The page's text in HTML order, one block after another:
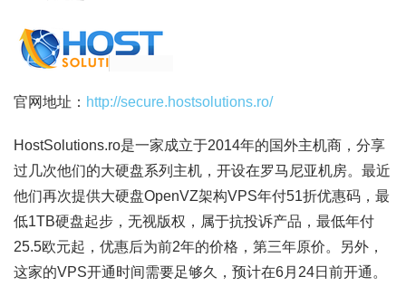
官网地址： http://secure.hostsolutions.ro/
HostSolutions.ro是一家成立于2014年的国外主机商，分享
过几次他们的大硬盘系列主机，开设在罗马尼亚机房。最近
他们再次提供大硬盘OpenVZ架构VPS年付51折优惠码，最
低1TB硬盘起步，无视版权，属于抗投诉产品，最低年付
25.5欧元起，优惠后为前2年的价格，第三年原价。另外，
这家的VPS开通时间需要足够久，预计在6月24日前开通。